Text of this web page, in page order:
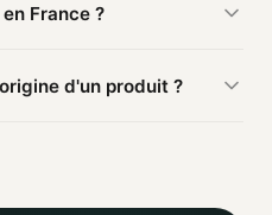
le lieu de fabrication. Une
France ?
être fabriqués ailleurs.
d'un produit ?